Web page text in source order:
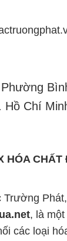
Hồ Chí
HÓA
Trường
, là
các loại